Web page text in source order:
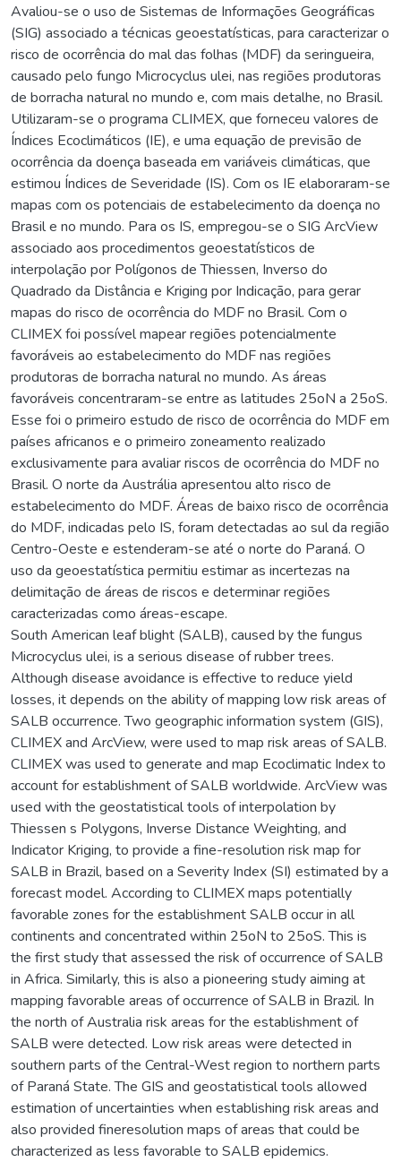
Avaliou-se o uso de Sistemas de Informações Geográficas
(SIG) associado a técnicas geoestatísticas, para caracterizar o
risco de ocorrência do mal das folhas (MDF) da seringueira,
causado pelo fungo Microcyclus ulei, nas regiões produtoras
de borracha natural no mundo e, com mais detalhe, no Brasil.
Utilizaram-se o programa CLIMEX, que forneceu valores de
Índices Ecoclimáticos (IE), e uma equação de previsão de
ocorrência da doença baseada em variáveis climáticas, que
estimou Índices de Severidade (IS). Com os IE elaboraram-se
mapas com os potenciais de estabelecimento da doença no
Brasil e no mundo. Para os IS, empregou-se o SIG ArcView
associado aos procedimentos geoestatísticos de
interpolação por Polígonos de Thiessen, Inverso do
Quadrado da Distância e Kriging por Indicação, para gerar
mapas do risco de ocorrência do MDF no Brasil. Com o
CLIMEX foi possível mapear regiões potencialmente
favoráveis ao estabelecimento do MDF nas regiões
produtoras de borracha natural no mundo. As áreas
favoráveis concentraram-se entre as latitudes 25oN a 25oS.
Esse foi o primeiro estudo de risco de ocorrência do MDF em
países africanos e o primeiro zoneamento realizado
exclusivamente para avaliar riscos de ocorrência do MDF no
Brasil. O norte da Austrália apresentou alto risco de
estabelecimento do MDF. Áreas de baixo risco de ocorrência
do MDF, indicadas pelo IS, foram detectadas ao sul da região
Centro-Oeste e estenderam-se até o norte do Paraná. O
uso da geoestatística permitiu estimar as incertezas na
delimitação de áreas de riscos e determinar regiões
caracterizadas como áreas-escape.
South American leaf blight (SALB), caused by the fungus
Microcyclus ulei, is a serious disease of rubber trees.
Although disease avoidance is effective to reduce yield
losses, it depends on the ability of mapping low risk areas of
SALB occurrence. Two geographic information system (GIS),
CLIMEX and ArcView, were used to map risk areas of SALB.
CLIMEX was used to generate and map Ecoclimatic Index to
account for establishment of SALB worldwide. ArcView was
used with the geostatistical tools of interpolation by
Thiessen s Polygons, Inverse Distance Weighting, and
Indicator Kriging, to provide a fine-resolution risk map for
SALB in Brazil, based on a Severity Index (SI) estimated by a
forecast model. According to CLIMEX maps potentially
favorable zones for the establishment SALB occur in all
continents and concentrated within 25oN to 25oS. This is
the first study that assessed the risk of occurrence of SALB
in Africa. Similarly, this is also a pioneering study aiming at
mapping favorable areas of occurrence of SALB in Brazil. In
the north of Australia risk areas for the establishment of
SALB were detected. Low risk areas were detected in
southern parts of the Central-West region to northern parts
of Paraná State. The GIS and geostatistical tools allowed
estimation of uncertainties when establishing risk areas and
also provided fineresolution maps of areas that could be
characterized as less favorable to SALB epidemics.